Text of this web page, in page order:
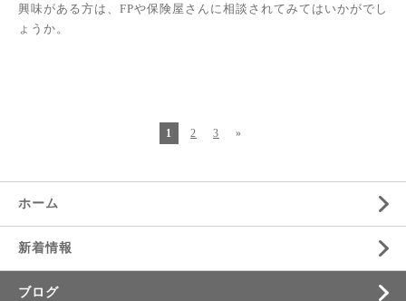
興味がある方は、FPや保険屋さんに相談されてみてはいかがでし
ょうか。
1 2 3 »
ホーム
新着情報
ブログ